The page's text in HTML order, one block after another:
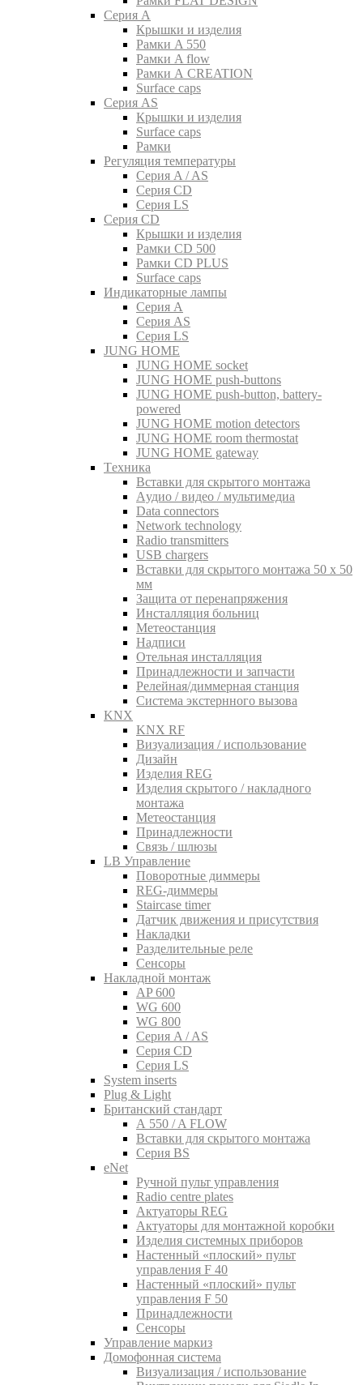
Серия A
Крышки и изделия
Рамки A 550
Рамки A flow
Рамки A CREATION
Surface caps
Серия AS
Крышки и изделия
Surface caps
Рамки
Регуляция температуры
Серия A / AS
Серия CD
Серия LS
Серия CD
Крышки и изделия
Рамки CD 500
Рамки CD PLUS
Surface caps
Индикаторные лампы
Серия A
Серия AS
Серия LS
JUNG HOME
JUNG HOME socket
JUNG HOME push-buttons
JUNG HOME push-button, battery-
powered
JUNG HOME motion detectors
JUNG HOME room thermostat
JUNG HOME gateway
Tехника
Вставки для скрытого монтажа
Aудио / видео / мультимедиа
Data connectors
Network technology
Radio transmitters
USB chargers
Вставки для скрытого монтажа 50 x 50
мм
Защита от перенапряжения
Инсталляция больниц
Метеостанция
Надписи
Отельная инсталляция
Принадлежности и запчасти
Релейная/диммерная станция
Система экстернного вызова
KNX
KNX RF
Визуализация / использование
Дизайн
Изделия REG
Изделия скрытого / накладного
монтажа
Метеостанция
Принадлежности
Связь / шлюзы
LB Управление
Поворотные диммеры
REG-диммеры
Staircase timer
Датчик движения и присутствия
Накладки
Разделительные реле
Сенсоры
Накладной монтаж
AP 600
WG 600
WG 800
Серия A / AS
Серия CD
Серия LS
System inserts
Plug & Light
Британский стандарт
A 550 / A FLOW
Вставки для скрытого монтажа
Серия BS
eNet
Pучной пульт управления
Radio centre plates
Актуаторы REG
Актуаторы для монтажной коробки
Изделия системных приборов
Настенный «плоский» пульт
управления F 40
Настенный «плоский» пульт
управления F 50
Принадлежности
Сенсоры
Управление маркиз
Домофонная система
Визуализация / использование